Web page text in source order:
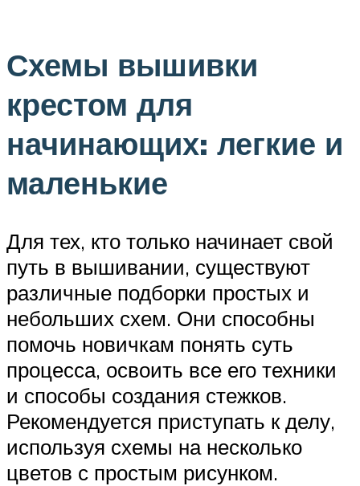
Схемы вышивки
крестом для
начинающих: легкие и
маленькие
Для тех, кто только начинает свой
путь в вышивании, существуют
различные подборки простых и
небольших схем. Они способны
помочь новичкам понять суть
процесса, освоить все его техники
и способы создания стежков.
Рекомендуется приступать к делу,
используя схемы на несколько
цветов с простым рисунком.